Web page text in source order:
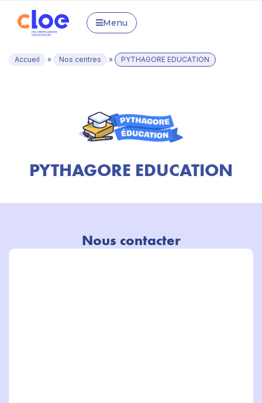
Menu
Accueil » Nos centres » PYTHAGORE EDUCATION
PYTHAGORE EDUCATION
Nous contacter